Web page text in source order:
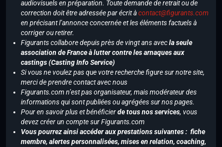
audiovisuels en préparation. Toute demande de retrait ou de
correction doit être adressée par écrit àcontact@figurants.com
en précisant l’annonce concernée et les éléments factuels à
corriger ou retirer.
Figurants collabore depuis près de vingt ans avecla seule
association de France à lutter contre les arnaques aux
castings (Casting Info Service)
Si vous ne voulez pas que votre recherche figure sur notre site,
merci de prendre contact avec nous
Figurants.com n’est pas organisateur, mais modérateur des
informations qui sont publiées ou agrégées sur nos pages.
Pour en savoir plus et bénéficierde tous nos services, vous
devez créer un compte sur Figurants.com
Vous pourrez ainsi accéder aux prestations suivantes : fiche
membre, alertes personnalisées, mises en relation, coaching,